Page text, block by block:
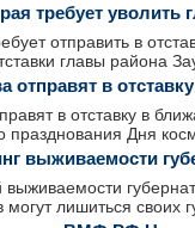
требует уволить
отправить в
главы района
отправят в
в отставку в
Дня
выживаемости
выживаемости
лишиться своих